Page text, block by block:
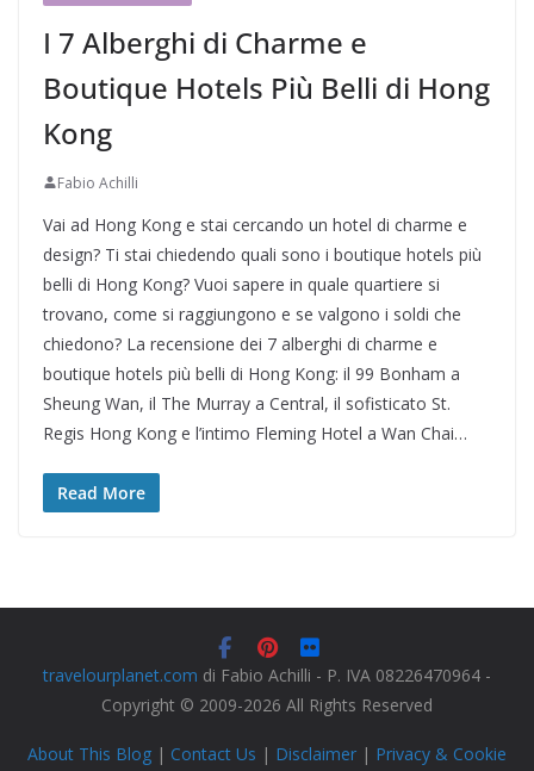
I 7 Alberghi di Charme e
Boutique Hotels Più Belli di Hong
Kong
Fabio Achilli
Vai ad Hong Kong e stai cercando un hotel di charme e
design? Ti stai chiedendo quali sono i boutique hotels più
belli di Hong Kong? Vuoi sapere in quale quartiere si
trovano, come si raggiungono e se valgono i soldi che
chiedono? La recensione dei 7 alberghi di charme e
boutique hotels più belli di Hong Kong: il 99 Bonham a
Sheung Wan, il The Murray a Central, il sofisticato St.
Regis Hong Kong e l’intimo Fleming Hotel a Wan Chai…
Read More
travelourplanet.com di Fabio Achilli - P. IVA 08226470964 -
Copyright © 2009-2026 All Rights Reserved
About This Blog | Contact Us | Disclaimer | Privacy & Cookie